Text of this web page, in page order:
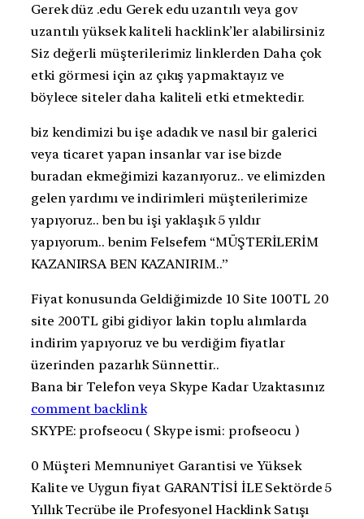
Gerek düz .edu Gerek edu uzantılı veya gov
uzantılı yüksek kaliteli hacklink’ler alabilirsiniz
Siz değerli müşterilerimiz linklerden Daha çok
etki görmesi için az çıkış yapmaktayız ve
böylece siteler daha kaliteli etki etmektedir.
biz kendimizi bu işe adadık ve nasıl bir galerici
veya ticaret yapan insanlar var ise bizde
buradan ekmeğimizi kazanıyoruz.. ve elimizden
gelen yardımı ve indirimleri müşterilerimize
yapıyoruz.. ben bu işi yaklaşık 5 yıldır
yapıyorum.. benim Felsefem “MÜŞTERİLERİM
KAZANIRSA BEN KAZANIRIM..”
Fiyat konusunda Geldiğimizde 10 Site 100TL 20
site 200TL gibi gidiyor lakin toplu alımlarda
indirim yapıyoruz ve bu verdiğim fiyatlar
üzerinden pazarlık Sünnettir..
Bana bir Telefon veya Skype Kadar Uzaktasınız
comment backlink
SKYPE: profseocu ( Skype ismi: profseocu )
0 Müşteri Memnuniyet Garantisi ve Yüksek
Kalite ve Uygun fiyat GARANTİSİ İLE Sektörde 5
Yıllık Tecrübe ile Profesyonel Hacklink Satışı